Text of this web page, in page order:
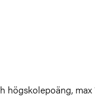
högskolepoäng, max